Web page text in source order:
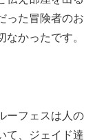
った冒険者のお
かったです。
ーフェスは人の
て、ジェイド達